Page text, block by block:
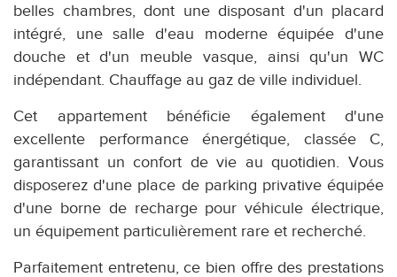
belles chambres, dont une disposant d'un placard
intégré, une salle d'eau moderne équipée d'une
douche et d'un meuble vasque, ainsi qu'un WC
indépendant. Chauffage au gaz de ville individuel.
Cet appartement bénéficie également d'une
excellente performance énergétique, classée C,
garantissant un confort de vie au quotidien. Vous
disposerez d'une place de parking privative équipée
d'une borne de recharge pour véhicule électrique,
un équipement particulièrement rare et recherché.
Parfaitement entretenu, ce bien offre des prestations